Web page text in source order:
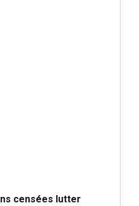
censées lutter